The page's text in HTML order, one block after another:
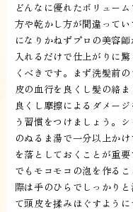
どんなに優れたボリュー
方や乾かし方が間違って
になりかねずプロの美容
入れるだけで仕上がりに
くべきです。まず洗髪前
皮の血行を良くし髪の絡
良くし摩擦によるダメー
う習慣をつけましょう。
のぬるま湯で一分以上か
を落としておくことが重
でもモコモコの泡を作る
際は手のひらでしっかり
て頭皮を揉みほぐすよう